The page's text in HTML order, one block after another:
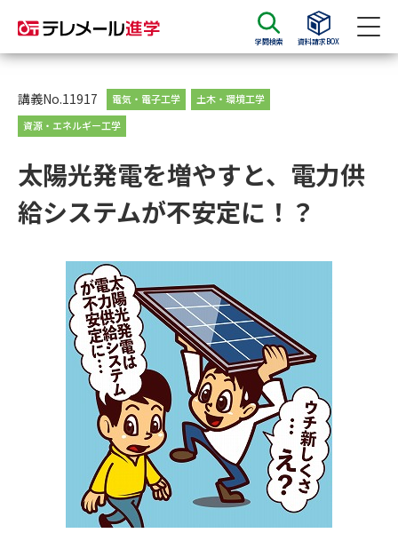
学問検索 資料請求BOX
資料請求 資料検索
大学・短大の資料種類から請求
大学パンフ 学部・学科パンフ
集要項＆願書
募集要項＆願書
過去問題集
大学・短大以外の資料から請求
専門学校の資料請求 大学院の資料請求
留学・進学関連、塾・予備校
大学入学共通テスト「受験案
内」の請求
大学入学共通テスト「受験上の
配慮案内」の請求
高等学校卒業程度認定試験
講義No.11917 電気・電子工学
土木・環境工学
資源・エネルギー工学
太陽光発電を増やすと、電力供
給システムが不安定に！？